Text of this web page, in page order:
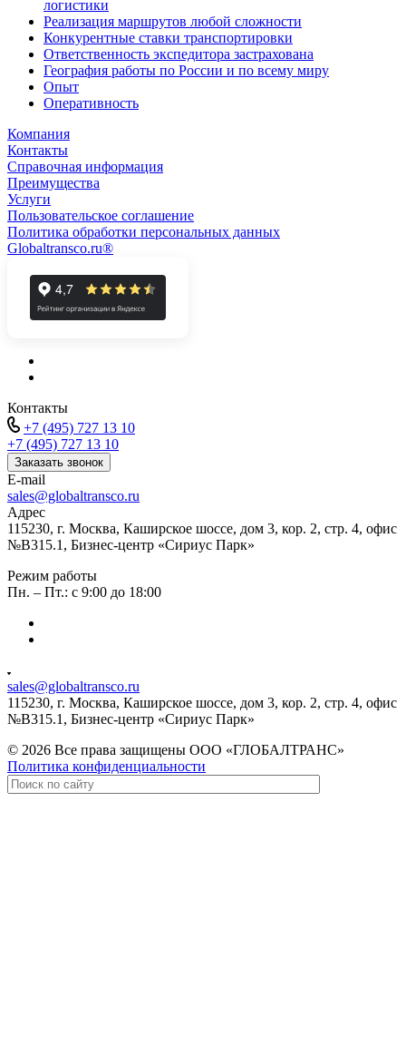
логистики
Реализация маршрутов любой сложности
Конкурентные ставки транспортировки
Ответственность экспедитора застрахована
География работы по России и по всему миру
Опыт
Оперативность
Компания
Контакты
Справочная информация
Преимущества
Услуги
Пользовательское соглашение
Политика обработки персональных данных
Globaltransco.ru®
Контакты
+7 (495) 727 13 10
+7 (495) 727 13 10
Заказать звонок
E-mail
sales@globaltransco.ru
Адрес
115230, г. Москва, Каширское шоссе, дом 3, кор. 2, стр. 4, офис
№В315.1, Бизнес-центр «Сириус Парк»
Режим работы
Пн. – Пт.: с 9:00 до 18:00
sales@globaltransco.ru
115230, г. Москва, Каширское шоссе, дом 3, кор. 2, стр. 4, офис
№В315.1, Бизнес-центр «Сириус Парк»
© 2026 Все права защищены ООО «ГЛОБАЛТРАНС»
Политика конфиденциальности